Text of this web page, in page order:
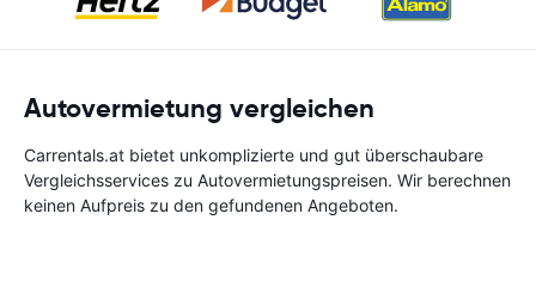
Autovermietung vergleichen
Carrentals.at bietet unkomplizierte und gut überschaubare
Vergleichsservices zu Autovermietungspreisen. Wir berechnen
keinen Aufpreis zu den gefundenen Angeboten.